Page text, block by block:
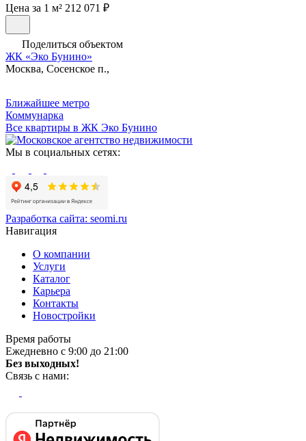
Цена за 1 м² 212 071 ₽
Поделиться объектом
ЖК «Эко Бунино»
Москва, Сосенское п.,
Ближайшее метро
Коммунарка
Все квартиры в ЖК Эко Бунино
Мы в социальных сетях:
Разработка сайта: seomi.ru
Навигация
О компании
Услуги
Каталог
Карьера
Контакты
Новостройки
Время работы
Ежедневно с 9:00 до 21:00
Без выходных!
Связь с нами: